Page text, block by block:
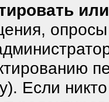
опросы
Если